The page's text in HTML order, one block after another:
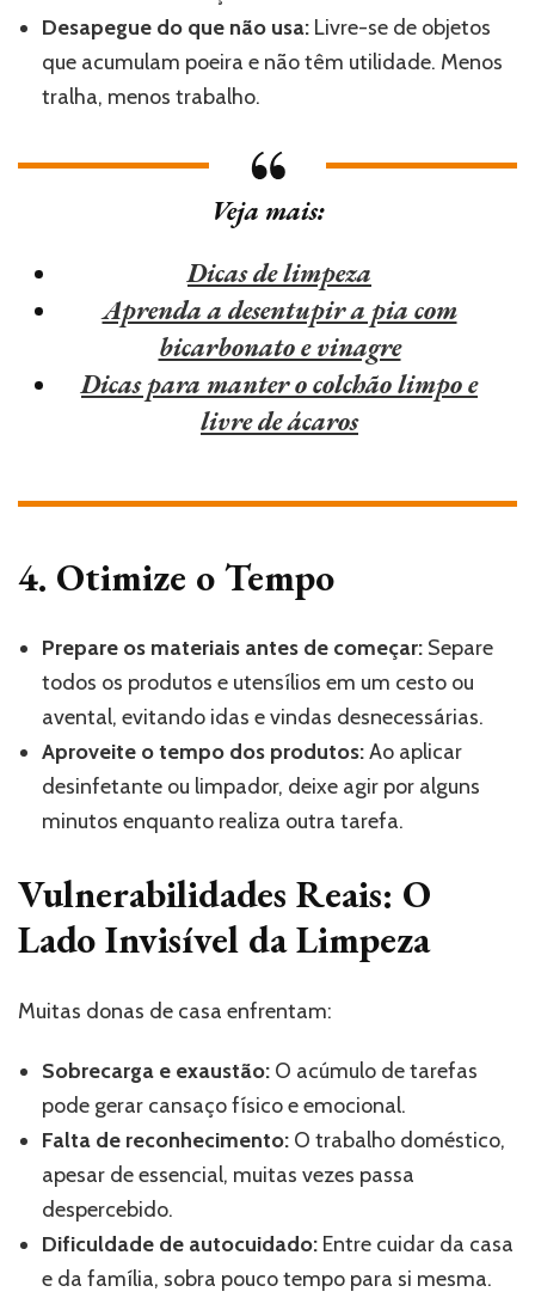
Desapegue do que não usa: Livre-se de objetos
que acumulam poeira e não têm utilidade. Menos
tralha, menos trabalho.
Veja mais:
Dicas de limpeza
Aprenda a desentupir a pia com
bicarbonato e vinagre
Dicas para manter o colchão limpo e
livre de ácaros
4. Otimize o Tempo
Prepare os materiais antes de começar: Separe
todos os produtos e utensílios em um cesto ou
avental, evitando idas e vindas desnecessárias.
Aproveite o tempo dos produtos:Ao aplicar
desinfetante ou limpador, deixe agir por alguns
minutos enquanto realiza outra tarefa.
Vulnerabilidades Reais: O
Lado Invisível da Limpeza
Muitas donas de casa enfrentam:
Sobrecarga e exaustão: O acúmulo de tarefas
pode gerar cansaço físico e emocional.
Falta de reconhecimento: O trabalho doméstico,
apesar de essencial, muitas vezes passa
despercebido.
Dificuldade de autocuidado: Entre cuidar da casa
e da família, sobra pouco tempo para si mesma.